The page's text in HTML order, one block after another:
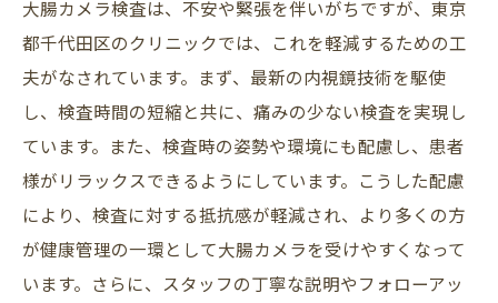
大腸カメラ検査は、不安や緊張を伴いがちですが、東京
都千代田区のクリニックでは、これを軽減するための工
夫がなされています。まず、最新の内視鏡技術を駆使
し、検査時間の短縮と共に、痛みの少ない検査を実現し
ています。また、検査時の姿勢や環境にも配慮し、患者
様がリラックスできるようにしています。こうした配慮
により、検査に対する抵抗感が軽減され、より多くの方
が健康管理の一環として大腸カメラを受けやすくなって
います。さらに、スタッフの丁寧な説明やフォローアッ